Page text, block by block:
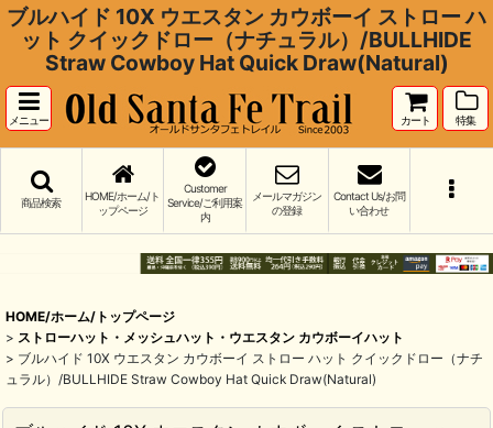
ブルハイド 10X ウエスタン カウボーイ ストロー ハ
ット クイックドロー（ナチュラル）/BULLHIDE
Straw Cowboy Hat Quick Draw(Natural)
メニュー カート 特集
商品検索
HOME/ホーム/ト
ップページ
Customer
Service/ご利用案
内
メールマガジン
の登録
Contact Us/お問
い合わせ
HOME/ホーム/トップページ
> ストローハット・メッシュハット・ウエスタン カウボーイハット
> ブルハイド 10X ウエスタン カウボーイ ストロー ハット クイックドロー（ナチ
ュラル）/BULLHIDE Straw Cowboy Hat Quick Draw(Natural)